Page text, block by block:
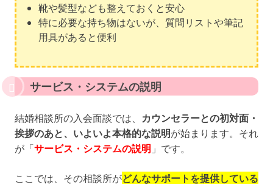
靴や髪型なども整えておくと安心
特に必要な持ち物はないが、質問リストや筆記
用具があると便利
サービス・システムの説明
結婚相談所の入会面談では、 カウンセラーとの初対面・
挨拶のあと、いよいよ本格的な説明が始まります。それ
が「サービス・システムの説明 」です。
ここでは、その相談所がどんなサポートを提供している